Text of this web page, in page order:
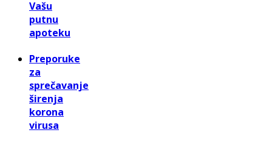
Vašu
putnu
apoteku
Preporuke
za
sprečavanje
širenja
korona
virusa